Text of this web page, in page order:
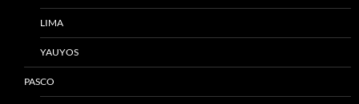
LIMA
YAUYOS
PASCO